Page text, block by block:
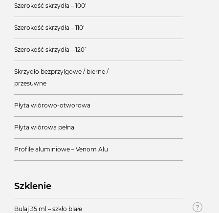
Szerokość skrzydła – 100'
Szerokość skrzydła – 110'
Szerokość skrzydła – 120’
Skrzydło bezprzylgowe / bierne /
przesuwne
Płyta wiórowo-otworowa
Płyta wiórowa pełna
Profile aluminiowe – Venom Alu
Szklenie
Bulaj 35 ml – szkło białe